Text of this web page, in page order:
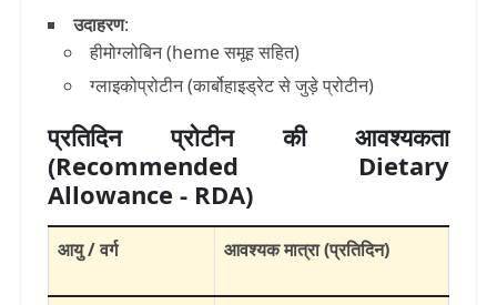
उदाहरण:
हीमोग्लोबिन(heme समूह सहित)
ग्लाइकोप्रोटीन(कार्बोहाइड्रेट से जुड़े प्रोटीन)
प्रतिदिन प्रोटीन की आवश्यकता
(Recommended Dietary
Allowance - RDA)
आयु / वर्ग आवश्यक मात्रा (प्रतिदिन)